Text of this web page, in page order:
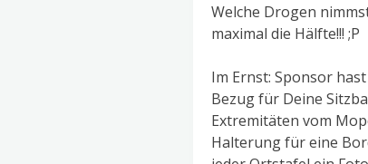
Welche Drogen
maximal die Hälfte!!! ;P
Im Ernst: Sponsor
Bezug für Deine
Extremitäten vom
Halterung für eine